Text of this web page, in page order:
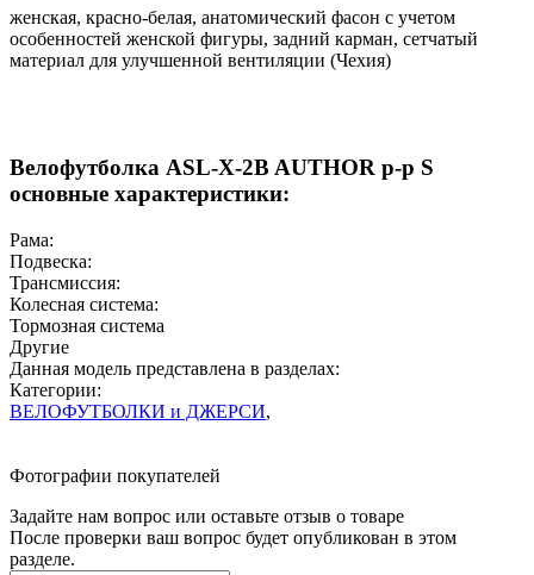
женская, красно-белая, анатомический фасон с учетом
особенностей женской фигуры, задний карман, сетчатый
материал для улучшенной вентиляции (Чехия)
Велофутболка ASL-X-2B AUTHOR р-р S
основные характеристики:
Рама:
Подвеска:
Трансмиссия:
Колесная система:
Тормозная система
Другие
Данная модель представлена в разделах:
Категории:
ВЕЛОФУТБОЛКИ и ДЖЕРСИ,
Фотографии покупателей
Задайте нам вопрос или оставьте отзыв о товаре
После проверки ваш вопрос будет опубликован в этом
разделе.